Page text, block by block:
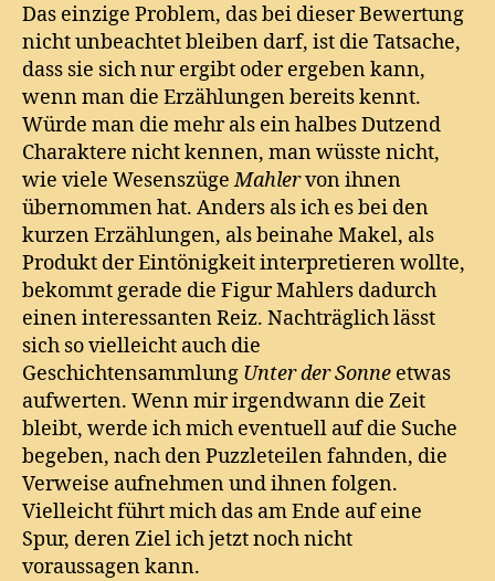
Das einzige Problem, das bei dieser Bewertung
nicht unbeachtet bleiben darf, ist die Tatsache,
dass sie sich nur ergibt oder ergeben kann,
wenn man die Erzählungen bereits kennt.
Würde man die mehr als ein halbes Dutzend
Charaktere nicht kennen, man wüsste nicht,
wie viele WesenszügeMahlervon ihnen
übernommen hat. Anders als ich es bei den
kurzen Erzählungen, als beinahe Makel, als
Produkt der Eintönigkeit interpretieren wollte,
bekommt gerade die Figur Mahlers dadurch
einen interessanten Reiz. Nachträglich lässt
sich so vielleicht auch die
Geschichtensammlung Unter der Sonne etwas
aufwerten. Wenn mir irgendwann die Zeit
bleibt, werde ich mich eventuell auf die Suche
begeben, nach den Puzzleteilen fahnden, die
Verweise aufnehmen und ihnen folgen.
Vielleicht führt mich das am Ende auf eine
Spur, deren Ziel ich jetzt noch nicht
voraussagen kann.